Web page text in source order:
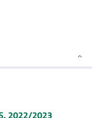
2022/2023